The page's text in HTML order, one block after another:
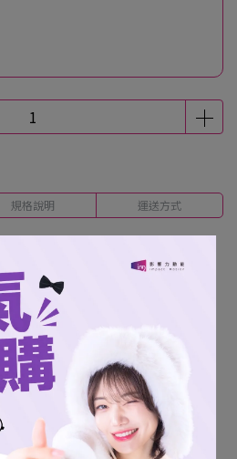
規格說明 運送方式
材質打造，
家，都能帶來舒適體驗。
，
與實用的質感周邊。